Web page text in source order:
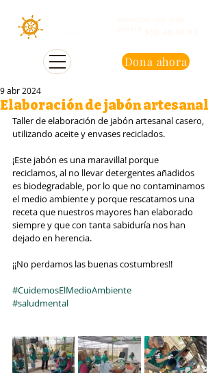
Dona ahora
Elaboración de jabón artesanal
9 abr 2024
Taller de elaboración de jabón artesanal casero,
utilizando aceite y envases reciclados.
¡Este jabón es una maravilla! porque
reciclamos, al no llevar detergentes añadidos
es biodegradable, por lo que no contaminamos
el medio ambiente y porque rescatamos una
receta que nuestros mayores han elaborado
siempre y que con tanta sabiduría nos han
dejado en herencia.
¡¡No perdamos las buenas costumbres!!
#CuidemosElMedioAmbiente
#saludmental